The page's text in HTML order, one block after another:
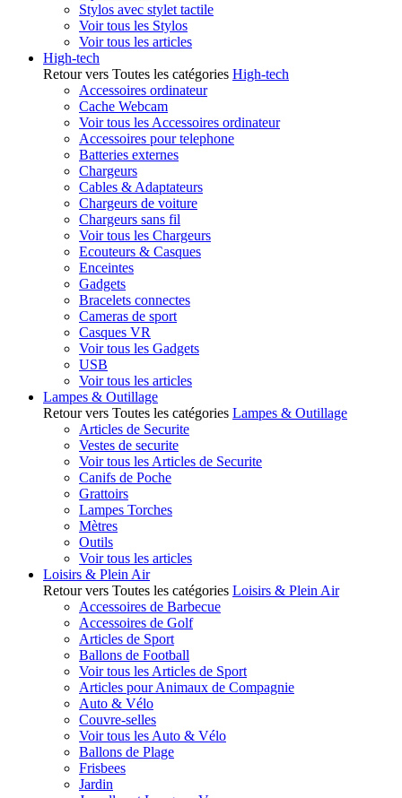
Stylos avec stylet tactile
Voir tous les Stylos
Voir tous les articles
High-tech
Retour vers Toutes les catégories High-tech
Accessoires ordinateur
Cache Webcam
Voir tous les Accessoires ordinateur
Accessoires pour telephone
Batteries externes
Chargeurs
Cables & Adaptateurs
Chargeurs de voiture
Chargeurs sans fil
Voir tous les Chargeurs
Ecouteurs & Casques
Enceintes
Gadgets
Bracelets connectes
Cameras de sport
Casques VR
Voir tous les Gadgets
USB
Voir tous les articles
Lampes & Outillage
Retour vers Toutes les catégories Lampes & Outillage
Articles de Securite
Vestes de securite
Voir tous les Articles de Securite
Canifs de Poche
Grattoirs
Lampes Torches
Mètres
Outils
Voir tous les articles
Loisirs & Plein Air
Retour vers Toutes les catégories Loisirs & Plein Air
Accessoires de Barbecue
Accessoires de Golf
Articles de Sport
Ballons de Football
Voir tous les Articles de Sport
Articles pour Animaux de Compagnie
Auto & Vélo
Couvre-selles
Voir tous les Auto & Vélo
Ballons de Plage
Frisbees
Jardin